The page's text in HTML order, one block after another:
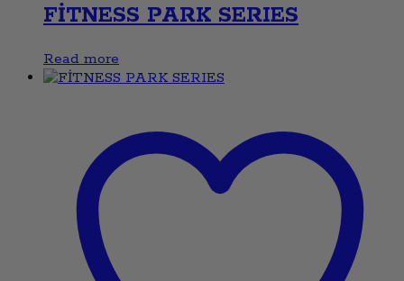
FİTNESS PARK SERIES
Read more